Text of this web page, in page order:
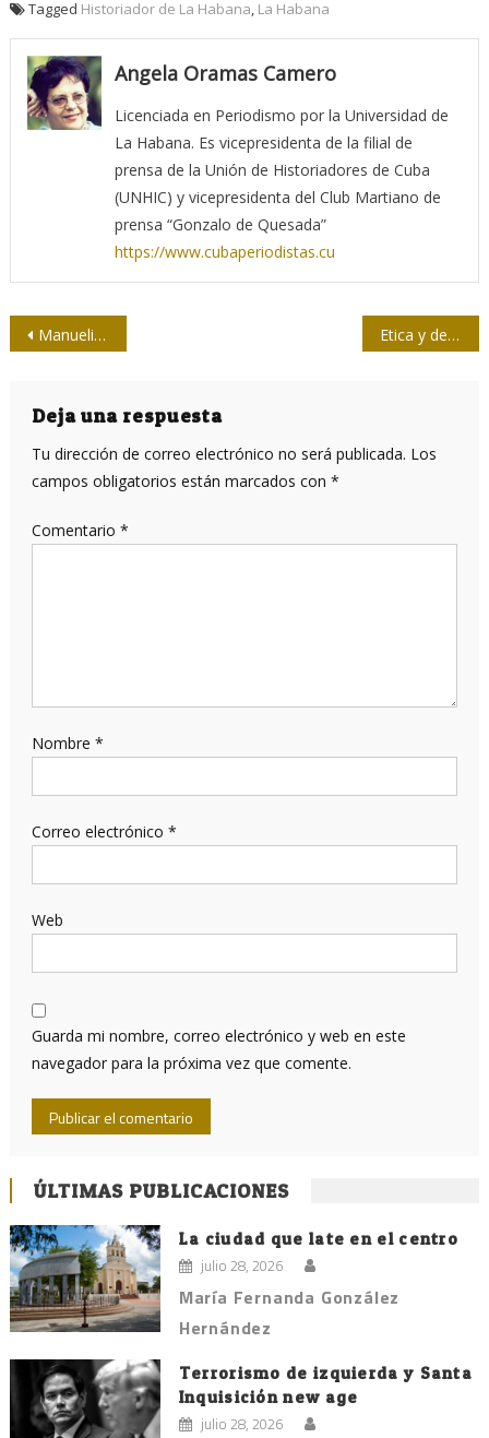
Tagged Historiador de La Habana, La Habana
Angela Oramas Camero
Licenciada en Periodismo por la Universidad de
La Habana. Es vicepresidenta de la filial de
prensa de la Unión de Historiadores de Cuba
(UNHIC) y vicepresidenta del Club Martiano de
prensa “Gonzalo de Quesada”
https://www.cubaperiodistas.cu
Navegación
entradas
Manuelistas Etica y decencia vs. incivilización y barbarie
Deja una respuesta
Tu dirección de correo electrónico no será publicada. Los
campos obligatorios están marcados con *
Comentario *
Nombre *
Correo electrónico *
Web
Guarda mi nombre, correo electrónico y web en este
navegador para la próxima vez que comente.
ÚLTIMAS PUBLICACIONES
La ciudad que late en el centro
julio 28, 2026
María Fernanda González
Hernández
Terrorismo de izquierda y Santa
Inquisición new age
julio 28, 2026